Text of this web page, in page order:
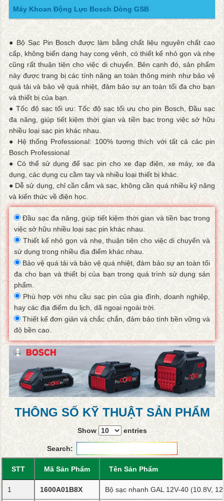
Máy Khoan Động Lực Bosch Dòng GSB
● Bộ Sạc Pin Bosch được làm bằng chất liệu nguyên chất cao
cấp, không biến dạng hay cong vênh, có thiết kế nhỏ gọn và nhẹ
cũng rất thuận tiện cho việc di chuyển. Bên cạnh đó, sản phẩm
này được trang bị các tính năng an toàn thông minh như bảo vệ
quá tải và bảo vệ quá nhiệt, đảm bảo sự an toàn tối đa cho bạn
và thiết bị của bạn.
● Tốc độ sạc tối ưu: Tốc độ sạc tối ưu cho pin Bosch, Đầu sạc
đa năng, giúp tiết kiệm thời gian và tiền bạc trong việc sở hữu
nhiều loại sạc pin khác nhau.
● Hệ thống Professional: 100% tương thích với tất cả các pin
Bosch Professional
● Có thể sử dụng để sạc pin cho xe đạp điện, xe máy, xe đa
dụng, các dụng cụ cầm tay và nhiều loại thiết bị khác.
● Dễ sử dụng, chỉ cần cắm và sạc, không cần quá nhiều kỹ năng
và kiến thức về điện học.
Đầu sạc đa năng, giúp tiết kiệm thời gian và tiền bạc trong
việc sở hữu nhiều loại sạc pin khác nhau.
Thiết kế nhỏ gọn và nhẹ, thuận tiện cho việc di chuyển và
sử dụng trong nhiều địa điểm khác nhau.
Bảo vệ quá tải và bảo vệ quá nhiệt, đảm bảo sự an toàn tối
đa cho bạn và thiết bị của bạn trong quá trình sử dụng sản
phẩm.
Phù hợp với nhu cầu sạc pin của gia đình, doanh nghiệp,
hay các địa điểm du lịch, dã ngoại ngoài trời.
Thiết kế đơn giản và chắc chắn, đảm bảo tính bền vững và
độ bền cao.
THÔNG SỐ KỸ THUẬT SẢN PHẨM
Show entries
Search:
STT Mã Sản Phẩm Tên Sản Phẩm
1 1600A01B8X Bộ sạc nhanh GAL 12V-40 (10.8V,